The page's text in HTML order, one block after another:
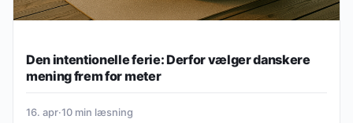
Den intentionelle ferie: Derfor vælger danskere
mening frem for meter
16. apr·10 min læsning